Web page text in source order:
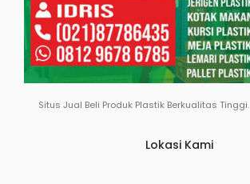
Situs Jual Beli Produk Plastik Berkualitas Tinggi.
Lokasi Kami